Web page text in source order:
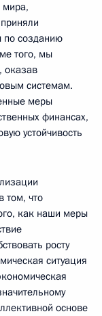
мира,
по созданию
того, мы
оказав
системам.
меры
финансах,
устойчивость
том, что
как наши меры
росту
ситуация
основе